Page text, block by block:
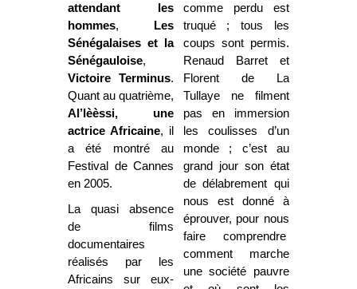
attendant les
hommes,
Les
Sénégalaises et la
Sénégauloise,
Victoire Terminus.
Quant au quatrième,
Al’lèèssi, une
actrice Africaine, il
a été montré au
Festival de Cannes
en 2005.
La quasi absence
de films
documentaires
réalisés par les
Africains sur eux-
comme perdu est
truqué ; tous les
coups sont permis.
Renaud Barret et
Florent de La
Tullaye ne filment
pas en immersion
les coulisses d’un
monde ; c’est au
grand jour son état
de délabrement qui
nous est donné à
éprouver, pour nous
faire comprendre
comment marche
une société pauvre